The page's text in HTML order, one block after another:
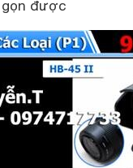
gọn được